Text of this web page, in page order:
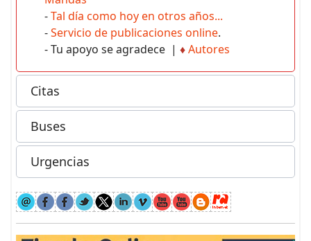
-Tal día como hoy en otros años...
-Servicio de publicaciones online.
- Tu apoyo se agradece | ♦Autores
Citas
Buses
Urgencias